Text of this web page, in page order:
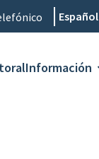
Español
Información